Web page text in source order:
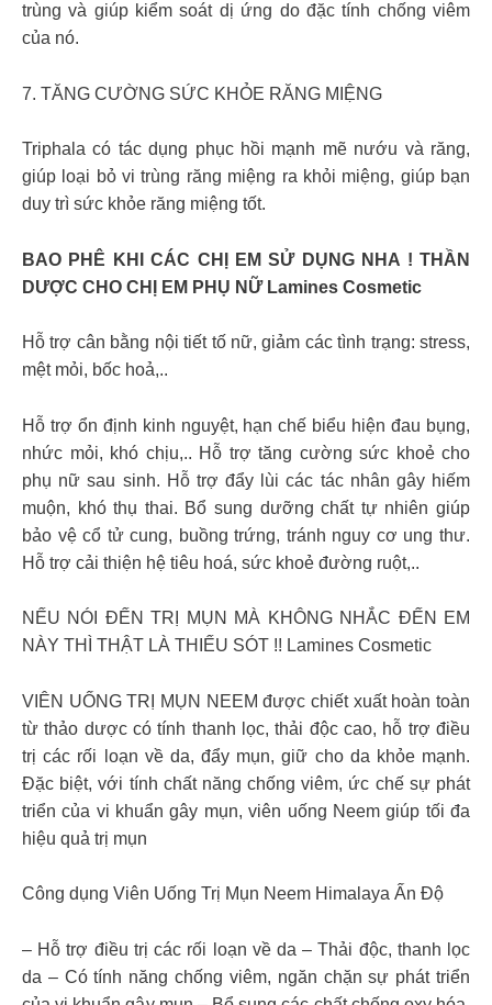
trùng và giúp kiểm soát dị ứng do đặc tính chống viêm
của nó.
7. TĂNG CƯỜNG SỨC KHỎE RĂNG MIỆNG
Triphala có tác dụng phục hồi mạnh mẽ nướu và răng,
giúp loại bỏ vi trùng răng miệng ra khỏi miệng, giúp bạn
duy trì sức khỏe răng miệng tốt.
BAO PHÊ KHI CÁC CHỊ EM SỬ DỤNG NHA ! THẦN
DƯỢC CHO CHỊ EM PHỤ NỮ Lamines Cosmetic
Hỗ trợ cân bằng nội tiết tố nữ, giảm các tình trạng: stress,
mệt mỏi, bốc hoả,..
Hỗ trợ ổn định kinh nguyệt, hạn chế biểu hiện đau bụng,
nhức mỏi, khó chịu,.. Hỗ trợ tăng cường sức khoẻ cho
phụ nữ sau sinh. Hỗ trợ đẩy lùi các tác nhân gây hiếm
muộn, khó thụ thai. Bổ sung dưỡng chất tự nhiên giúp
bảo vệ cổ tử cung, buồng trứng, tránh nguy cơ ung thư.
Hỗ trợ cải thiện hệ tiêu hoá, sức khoẻ đường ruột,..
NẾU NÓI ĐẾN TRỊ MỤN MÀ KHÔNG NHẮC ĐẾN EM
NÀY THÌ THẬT LÀ THIẾU SÓT !! Lamines Cosmetic
VIÊN UỐNG TRỊ MỤN NEEM được chiết xuất hoàn toàn
từ thảo dược có tính thanh lọc, thải độc cao, hỗ trợ điều
trị các rối loạn về da, đẩy mụn, giữ cho da khỏe mạnh.
Đặc biệt, với tính chất năng chống viêm, ức chế sự phát
triển của vi khuẩn gây mụn, viên uống Neem giúp tối đa
hiệu quả trị mụn
Công dụng Viên Uống Trị Mụn Neem Himalaya Ấn Độ
– Hỗ trợ điều trị các rối loạn về da – Thải độc, thanh lọc
da – Có tính năng chống viêm, ngăn chặn sự phát triển